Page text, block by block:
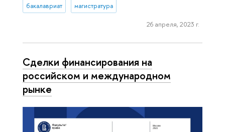
бакалавриат магистратура
26 апреля, 2023 г.
Сделки финансирования на
российском и международном
рынке